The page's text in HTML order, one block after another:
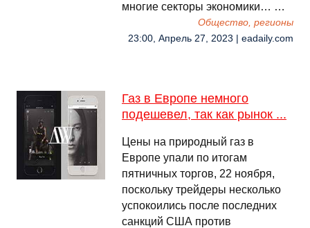
многие секторы экономики… …
Общество, регионы
23:00, Апрель 27, 2023 | eadaily.com
Газ в Европе немного
подешевел, так как рынок ...
Цены на природный газ в
Европе упали по итогам
пятничных торгов, 22 ноября,
поскольку трейдеры несколько
успокоились после последних
санкций США против